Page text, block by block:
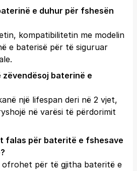
e duhur për fshesën
kompatibilitetin me modelin
e baterisë për të siguruar
zëvendësoj baterinë e
një lifespan deri në 2 vjet,
në varësi të përdorimit
falas për bateritë e fshesave
për të gjitha bateritë e